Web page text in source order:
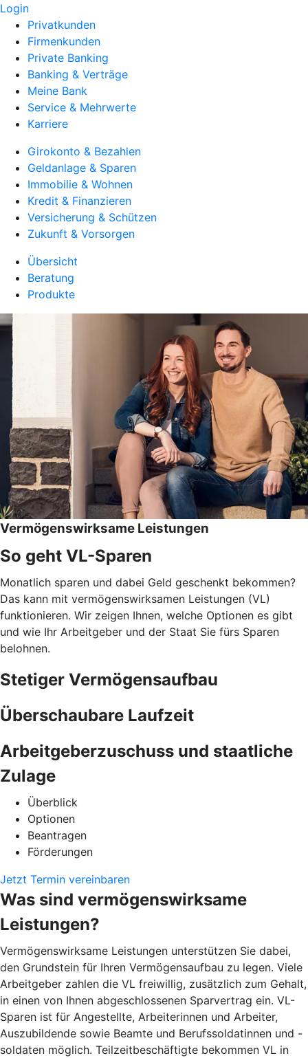
Login
Privatkunden
Firmenkunden
Private Banking
Banking & Verträge
Meine Bank
Service & Mehrwerte
Karriere
Girokonto & Bezahlen
Geldanlage & Sparen
Immobilie & Wohnen
Kredit & Finanzieren
Versicherung & Schützen
Zukunft & Vorsorgen
Übersicht
Beratung
Produkte
Vermögenswirksame Leistungen
So geht VL-Sparen
Monatlich sparen und dabei Geld geschenkt bekommen?
Das kann mit vermögenswirksamen Leistungen (VL)
funktionieren. Wir zeigen Ihnen, welche Optionen es gibt
und wie Ihr Arbeitgeber und der Staat Sie fürs Sparen
belohnen.
Stetiger Vermögensaufbau
Überschaubare Laufzeit
Arbeitgeberzuschuss und staatliche
Zulage
Überblick
Optionen
Beantragen
Förderungen
Jetzt Termin vereinbaren
Was sind vermögenswirksame
Leistungen?
Vermögenswirksame Leistungen unterstützen Sie dabei,
den Grundstein für Ihren Vermögensaufbau zu legen. Viele
Arbeitgeber zahlen die VL freiwillig, zusätzlich zum Gehalt,
in einen von Ihnen abgeschlossenen Sparvertrag ein. VL-
Sparen ist für Angestellte, Arbeiterinnen und Arbeiter,
Auszubildende sowie Beamte und Berufssoldatinnen und -
soldaten möglich. Teilzeitbeschäftigte bekommen VL in